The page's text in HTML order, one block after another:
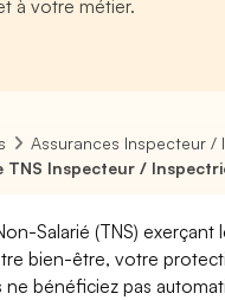
à votre métier.
Assurances Inspecteur
TNS Inspecteur /
Salarié (TNS)
bien-être, votre
ne bénéficiez pas